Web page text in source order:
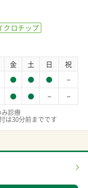
クロチップ
金 土 日 祝
－
－ －
診療
は30分前までです